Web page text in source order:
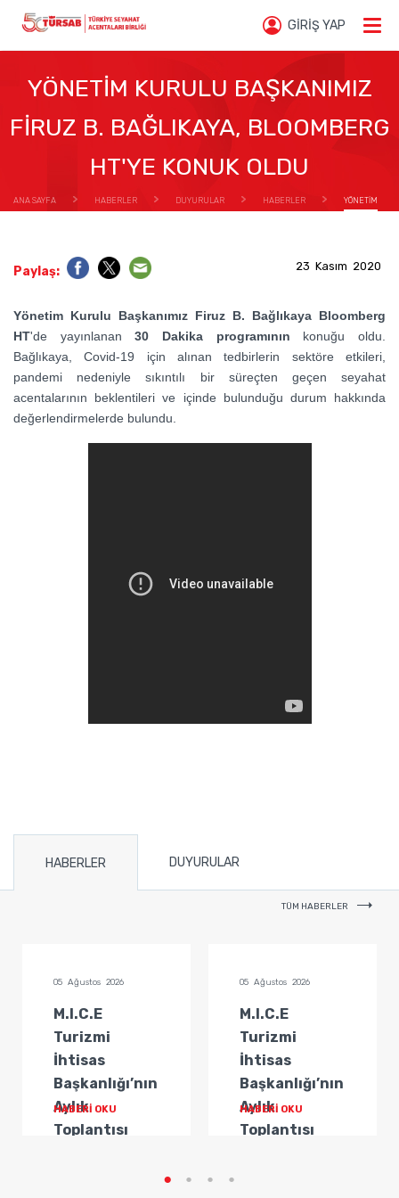
GİRİŞ YAP
YÖNETİM KURULU BAŞKANIMIZ
FİRUZ B. BAĞLIKAYA, BLOOMBERG
HT'YE KONUK OLDU
ANA SAYFA HABERLER DUYURULAR HABERLER YÖNETİM
23 Kasım 2020
Paylaş:
Yönetim Kurulu Başkanımız Firuz B. Bağlıkaya Bloomberg
HT'de yayınlanan30 Dakika programının konuğu oldu.
Bağlıkaya, Covid-19 için alınan tedbirlerin sektöre etkileri,
pandemi nedeniyle sıkıntılı bir süreçten geçen seyahat
acentalarının beklentileri ve içinde bulunduğu durum hakkında
değerlendirmelerde bulundu.
HABERLER DUYURULAR
TÜM HABERLER
05 Ağustos 2026
M.I.C.E
Turizmi
İhtisas
Başkanlığı’nın
Aylık
Toplantısı
HABERİ OKU
05 Ağustos 2026
M.I.C.E
Turizmi
İhtisas
Başkanlığı’nın
Aylık
Toplantısı
HABERİ OKU